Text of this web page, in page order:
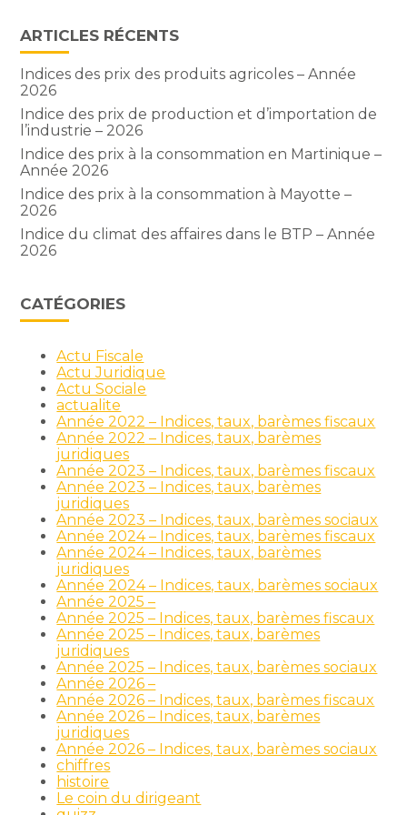
ARTICLES RÉCENTS
Indices des prix des produits agricoles – Année
2026
Indice des prix de production et d’importation de
l’industrie – 2026
Indice des prix à la consommation en Martinique –
Année 2026
Indice des prix à la consommation à Mayotte –
2026
Indice du climat des affaires dans le BTP – Année
2026
CATÉGORIES
Actu Fiscale
Actu Juridique
Actu Sociale
actualite
Année 2022 – Indices, taux, barèmes fiscaux
Année 2022 – Indices, taux, barèmes
juridiques
Année 2023 – Indices, taux, barèmes fiscaux
Année 2023 – Indices, taux, barèmes
juridiques
Année 2023 – Indices, taux, barèmes sociaux
Année 2024 – Indices, taux, barèmes fiscaux
Année 2024 – Indices, taux, barèmes
juridiques
Année 2024 – Indices, taux, barèmes sociaux
Année 2025 –
Année 2025 – Indices, taux, barèmes fiscaux
Année 2025 – Indices, taux, barèmes
juridiques
Année 2025 – Indices, taux, barèmes sociaux
Année 2026 –
Année 2026 – Indices, taux, barèmes fiscaux
Année 2026 – Indices, taux, barèmes
juridiques
Année 2026 – Indices, taux, barèmes sociaux
chiffres
histoire
Le coin du dirigeant